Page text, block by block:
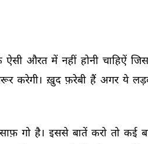
ऐसी औरत में नहीं होनी चाहिऐं
करेगी। ख़ुद फ़रेबी हैं अगर ये
साफ़ गो है। इससे बातें करो तो कई